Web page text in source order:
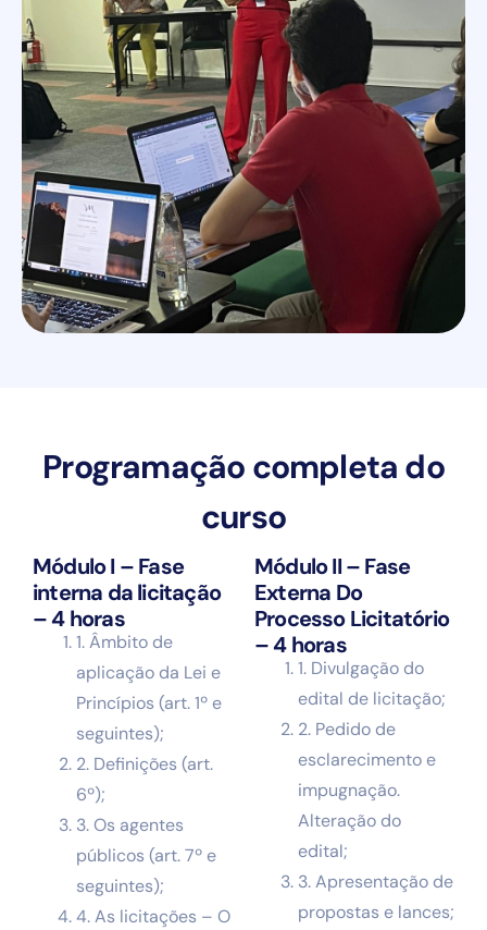
Programação completa do
curso
Módulo I – Fase
interna da licitação
– 4 horas
1. Âmbito de
aplicação da Lei e
Princípios (art. 1º e
seguintes);
2. Definições (art.
6º);
3. Os agentes
públicos (art. 7º e
seguintes);
4. As licitações – O
Módulo II – Fase
Externa Do
Processo Licitatório
– 4 horas
1. Divulgação do
edital de licitação;
2. Pedido de
esclarecimento e
impugnação.
Alteração do
edital;
3. Apresentação de
propostas e lances;